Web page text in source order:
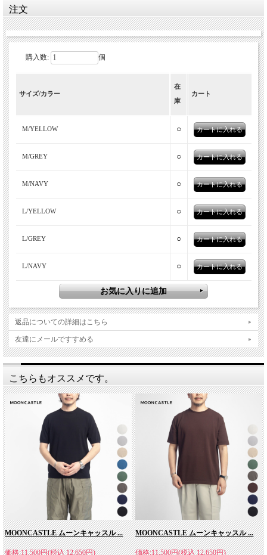
目のモックネックニット。
ソリアは主に、ヨーロッパの厳選された上質なニット糸を使い、
日本の職人が丁寧に編み上げているニットブランドです。柔らか
な質感、上質で表情のある糸が、個性的な製品を生み出していま
す。現在はニット以外にも、カットソーやパンツなど国内での生
産にこだわった製品を生み出しています。
注文
購入数: 個
サイズ/カラー
在
庫
カート
M/YELLOW ○
M/GREY ○
M/NAVY ○
L/YELLOW ○
L/GREY ○
L/NAVY ○
返品についての詳細はこちら
友達にメールですすめる
こちらもオススメです。
MOONCASTLE ムーンキャッスル ...
価格:11,500円(税込 12,650円)
MOONCASTLE ムーンキャッスル ...
価格:11,500円(税込 12,650円)